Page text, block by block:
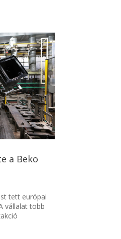
a Beko
tett európai
vállalat több